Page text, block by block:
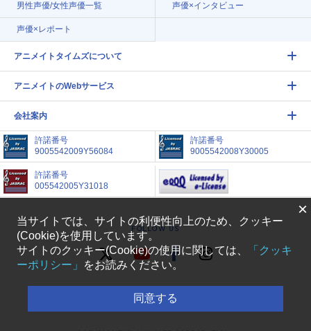
男性声優/女性声優一覧 声優×インタビュー
声優×レポート
アニメイトタイムズについて
アニメイトのWebサービス
会社案内
許諾番号
9005542009Y56084
許諾番号
9005542008Y30005
許諾番号
005542005Y31018
FOLLOW US
アニメイトタイムズに掲載されているすべての画像、
×
当サイトでは、サイトの利便性向上のため、クッキー
(Cookie)を使用しています。
サイトのクッキー(Cookie)の使用に関しては、
「クッキ
ーポリシー」
をお読みください。
同意する